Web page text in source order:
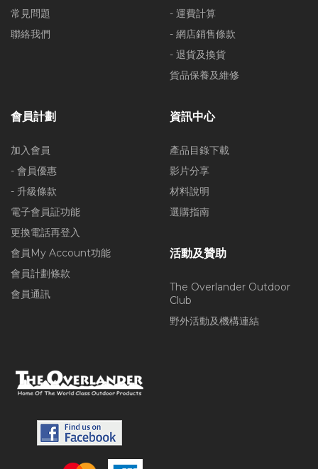
常見問題
聯絡我們
- 運費計算
- 網店銷售條款
- 退貨及換貨
貨品保養及維修
會員計劃
加入會員
- 會員優惠
- 升級條款
電子會員証功能
更換電話再登入
會員My Account功能
會員計劃條款
會員通訊
資訊中心
產品目錄下載
影片分享
材料說明
選購指南
活動及贊助
The Overlander Outdoor
Club
野外活動及機構連結